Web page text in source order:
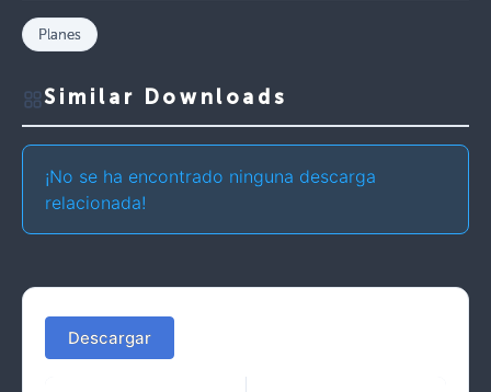
Planes
Similar Downloads
¡No se ha encontrado ninguna descarga
relacionada!
Descargar